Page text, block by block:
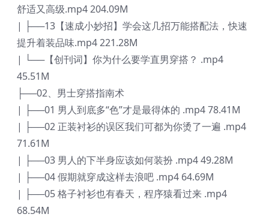
舒适又高级.mp4 204.09M
| ├──13【速成小妙招】学会这几招万能搭配法，快速
提升着装品味.mp4 221.28M
| └──【创刊词】你为什么要学直男穿搭？ .mp4
45.51M
├──02、男士穿搭指南术
| ├──01 男人到底多“色”才是最得体的 .mp4 78.41M
| ├──02 正装衬衫的误区我们可都为你烫了一遍 .mp4
71.61M
| ├──03 男人的下半身应该如何装扮 .mp4 49.28M
| ├──04 假期就穿成这样去浪吧 .mp4 64.69M
| ├──05 格子衬衫也有春天，程序猿看过来 .mp4
68.54M